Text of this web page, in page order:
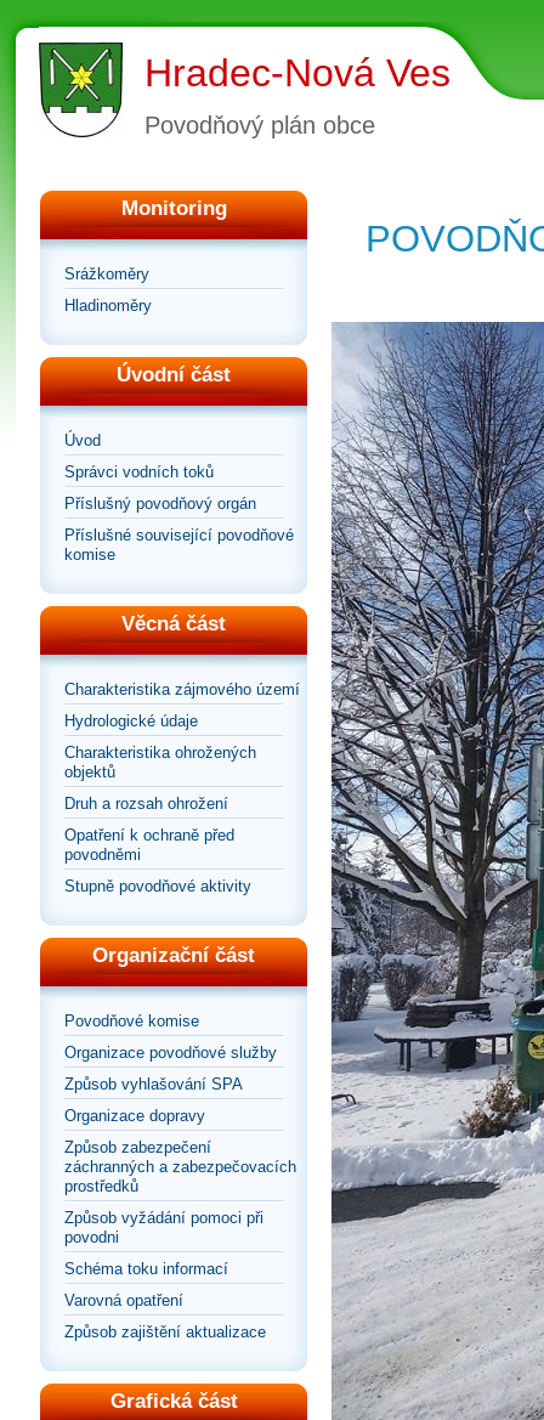
Hradec-Nová Ves
Povodňový plán obce
Monitoring
Srážkoměry
Hladinoměry
Úvodní část
Úvod
Správci vodních toků
Příslušný povodňový orgán
Příslušné související povodňové
komise
Věcná část
Charakteristika zájmového území
Hydrologické údaje
Charakteristika ohrožených
objektů
Druh a rozsah ohrožení
Opatření k ochraně před
povodněmi
Stupně povodňové aktivity
Organizační část
Povodňové komise
Organizace povodňové služby
Způsob vyhlašování SPA
Organizace dopravy
Způsob zabezpečení
záchranných a zabezpečovacích
prostředků
Způsob vyžádání pomoci při
povodni
Schéma toku informací
Varovná opatření
Způsob zajištění aktualizace
Grafická část